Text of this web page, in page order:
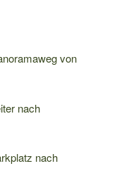
von
nach
nach